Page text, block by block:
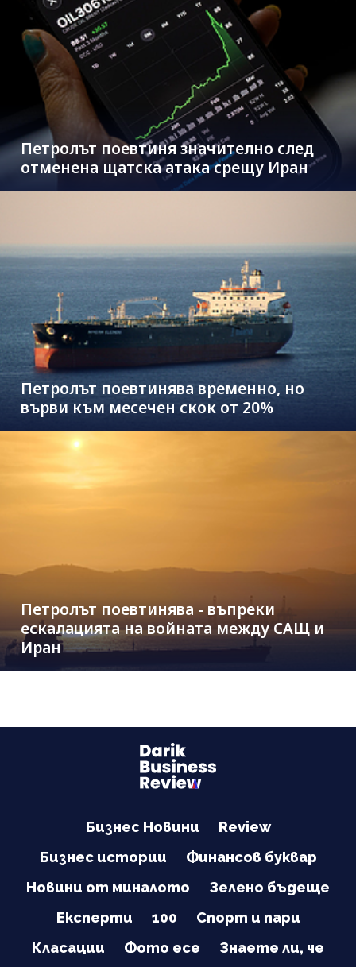
Петролът поевтиня значително след
отменена щатска атака срещу Иран
Петролът поевтинява временно, но
върви към месечен скок от 20%
Петролът поевтинява - въпреки
ескалацията на войната между САЩ и
Иран
Бизнес Новини
Review
Бизнес истории
Финансов буквар
Новини от миналото
Зелено бъдеще
Експерти
100
Спорт и пари
Класации
Фото есе Знаете ли, че